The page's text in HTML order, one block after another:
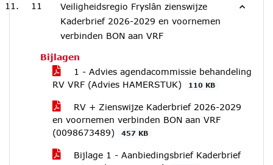
11
Veiligheidsregio Fryslân zienswijze
Kaderbrief 2026-2029 en voornemen
verbinden BON aan VRF
Bijlagen
1 - Advies agendacommissie behandeling
RV VRF (Advies HAMERSTUK)
110 KB
RV + Zienswijze Kaderbrief 2026-2029
en voornemen verbinden BON aan VRF
(0098673489)
457 KB
Bijlage 1 - Aanbiedingsbrief Kaderbrief